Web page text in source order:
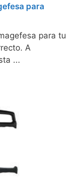
para
para tu
A
...